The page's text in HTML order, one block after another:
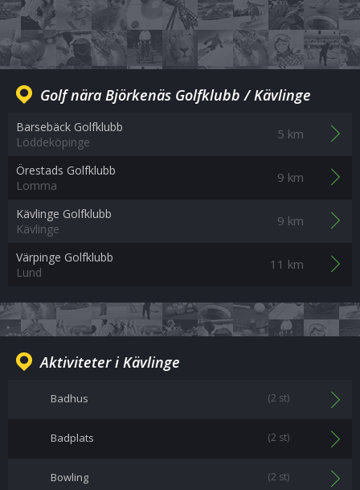
Golf nära Björkenäs Golfklubb / Kävlinge
Barsebäck Golfklubb
Löddeköpinge
5 km
Örestads Golfklubb
Lomma
9 km
Kävlinge Golfklubb
Kävlinge
9 km
Värpinge Golfklubb
Lund
11 km
Aktiviteter i Kävlinge
Badhus (2 st)
Badplats (2 st)
Bowling (2 st)